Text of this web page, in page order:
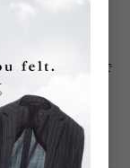
らも上品で洗練され
つつ、色味が抑えら
取り入れやすい一枚で
アクティブな着こな